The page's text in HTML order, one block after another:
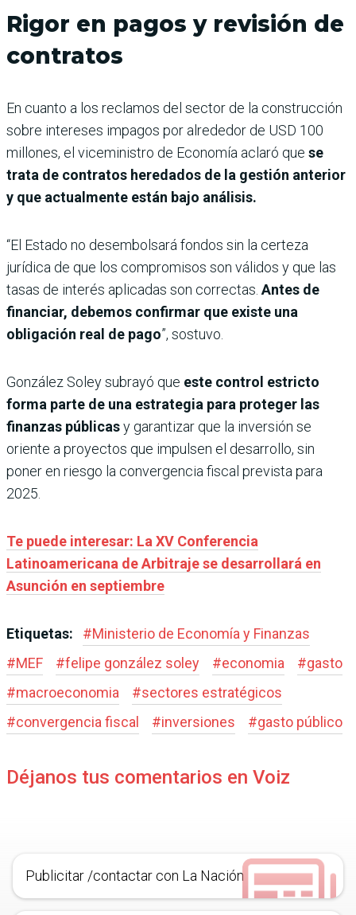
Rigor en pagos y revisión de
contratos
En cuanto a los reclamos del sector de la construcción
sobre intereses impagos por alrededor de USD 100
millones, el viceministro de Economía aclaró que se
trata de contratos heredados de la gestión anterior
y que actualmente están bajo análisis.
“El Estado no desembolsará fondos sin la certeza
jurídica de que los compromisos son válidos y que las
tasas de interés aplicadas son correctas. Antes de
financiar, debemos confirmar que existe una
obligación real de pago”, sostuvo.
González Soley subrayó que este control estricto
forma parte de una estrategia para proteger las
finanzas públicasy garantizar que la inversión se
oriente a proyectos que impulsen el desarrollo, sin
poner en riesgo la convergencia fiscal prevista para
2025.
Te puede interesar: La XV Conferencia
Latinoamericana de Arbitraje se desarrollará en
Asunción en septiembre
Etiquetas: #Ministerio de Economía y Finanzas
#MEF #felipe gonzález soley #economia #gasto
#macroeconomia #sectores estratégicos
#convergencia fiscal #inversiones #gasto público
Déjanos tus comentarios en Voiz
Publicitar /contactar con La Nación